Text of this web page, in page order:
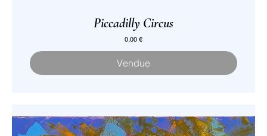
Piccadilly Circus
Prix
0,00 €
Vendue